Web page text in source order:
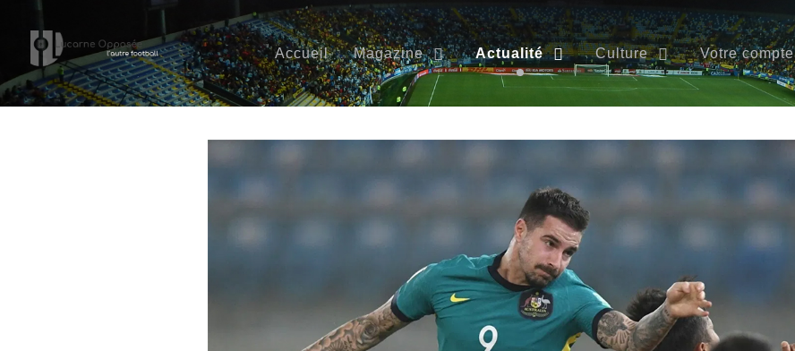
Accueil Magazine Actualité Culture Votre compte